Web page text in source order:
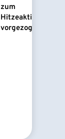
zum
Hitzeaktionsplan
vorgezogen